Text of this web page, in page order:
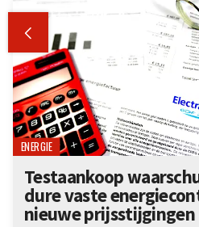

ENERGIE
Testaankoop
dure vaste
nieuwe prijsstijgingen